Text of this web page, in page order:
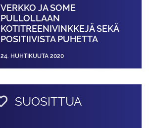
VERKKO JA SOME
PULLOLLAAN
KOTITREENIVINKKEJÄ SEKÄ
POSITIIVISTA PUHETTA
24. HUHTIKUUTA 2020
SUOSITTUA